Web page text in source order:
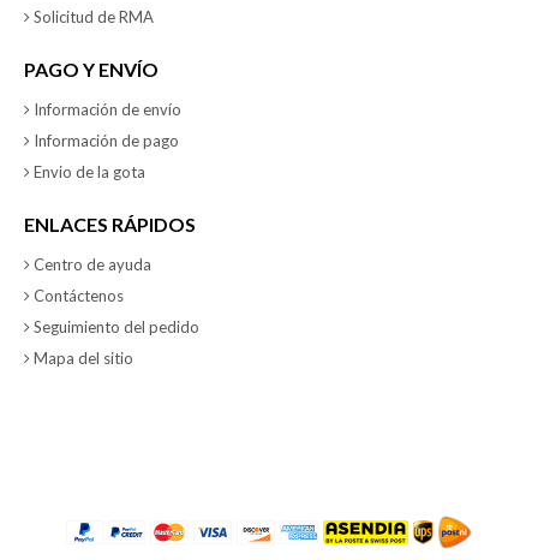
Solicitud de RMA
PAGO Y ENVÍO
Información de envío
Información de pago
Envio de la gota
ENLACES RÁPIDOS
Centro de ayuda
Contáctenos
Seguimiento del pedido
Mapa del sitio